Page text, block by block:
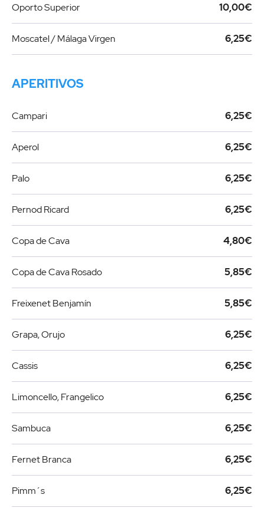
Oporto Superior 10,00€
Moscatel / Málaga Virgen 6,25€
APERITIVOS
Campari 6,25€
Aperol 6,25€
Palo 6,25€
Pernod Ricard 6,25€
Copa de Cava 4,80€
Copa de Cava Rosado 5,85€
Freixenet Benjamín 5,85€
Grapa, Orujo 6,25€
Cassis 6,25€
Limoncello, Frangelico 6,25€
Sambuca 6,25€
Fernet Branca 6,25€
Pimm´s 6,25€